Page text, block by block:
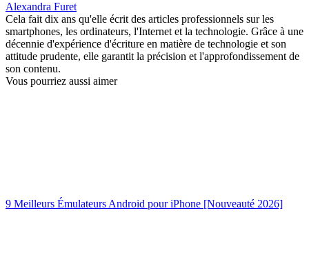
Alexandra Furet
Cela fait dix ans qu'elle écrit des articles professionnels sur les
smartphones, les ordinateurs, l'Internet et la technologie. Grâce à une
décennie d'expérience d'écriture en matière de technologie et son
attitude prudente, elle garantit la précision et l'approfondissement de
son contenu.
Vous pourriez aussi aimer
9 Meilleurs Émulateurs Android pour iPhone [Nouveauté 2026]